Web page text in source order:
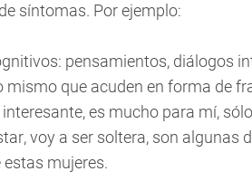
síntomas. Por ejemplo:
pensamientos, diálogos
que acuden en forma de
es mucho para mí,
voy a ser soltera, son
estas mujeres.